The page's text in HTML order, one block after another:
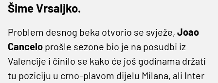
Šime Vrsaljko.
Problem desnog beka otvorio se svježe, Joao
Cancelo prošle sezone bio je na posudbi iz
Valencije i činilo se kako će još godinama držati
tu poziciju u crno-plavom dijelu Milana, ali Inter